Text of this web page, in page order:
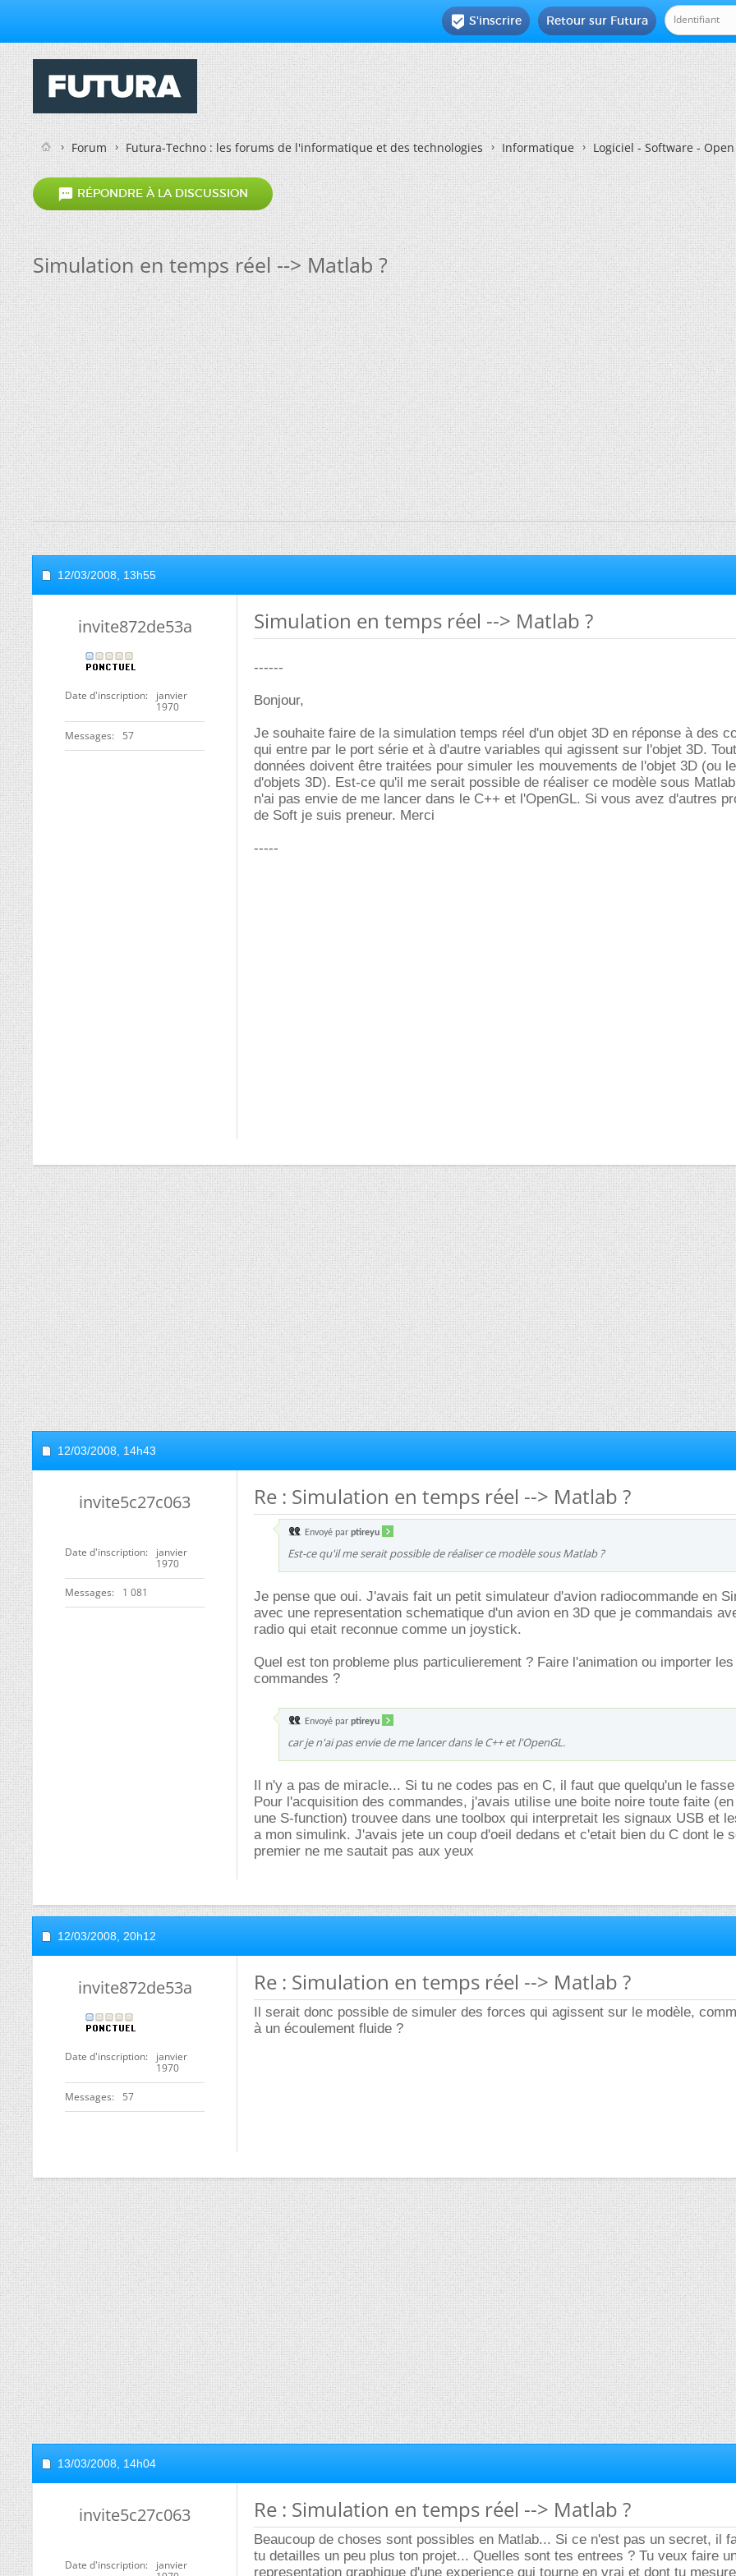
Retour sur Futura
 S'inscrire
Forum Futura-Techno : les forums de l'informatique et des technologies Informatique Logiciel - Software -
 RÉPONDRE À LA DISCUSSION
Simulation en temps réel --> Matlab ?
12/03/2008, 13h55
invite872de53a
Date d'inscription
janvier
1970
Messages 57
Simulation en temps réel --> Matlab ?
------
Bonjour,
Je souhaite faire de la simulation temps réel d'un objet 3D en réponse à des
qui entre par le port série et à d'autre variables qui agissent sur l'objet 3D.
données doivent être traitées pour simuler les mouvements de l'objet 3D (ou
d'objets 3D). Est-ce qu'il me serait possible de réaliser ce modèle sous
n'ai pas envie de me lancer dans le C++ et l'OpenGL. Si vous avez d'autres
de Soft je suis preneur. Merci
-----
12/03/2008, 14h43
invite5c27c063
Date d'inscription
janvier
1970
Messages 1 081
Re : Simulation en temps réel --> Matlab ?
Envoyé par ptireyu
Est-ce qu'il me serait possible de réaliser ce modèle sous Matlab ?
Je pense que oui. J'avais fait un petit simulateur d'avion radiocommande en
avec une representation schematique d'un avion en 3D que je commandais
radio qui etait reconnue comme un joystick.
Quel est ton probleme plus particulierement ? Faire l'animation ou importer les
commandes ?
Envoyé par ptireyu
car je n'ai pas envie de me lancer dans le C++ et l'OpenGL.
Il n'y a pas de miracle... Si tu ne codes pas en C, il faut que quelqu'un le
Pour l'acquisition des commandes, j'avais utilise une boite noire toute faite
une S-function) trouvee dans une toolbox qui interpretait les signaux USB et
a mon simulink. J'avais jete un coup d'oeil dedans et c'etait bien du C dont le
premier ne me sautait pas aux yeux
12/03/2008, 20h12
invite872de53a
Date d'inscription
janvier
1970
Messages 57
Re : Simulation en temps réel --> Matlab ?
Il serait donc possible de simuler des forces qui agissent sur le modèle,
à un écoulement fluide ?
13/03/2008, 14h04
invite5c27c063
Date d'inscription
janvier
Re : Simulation en temps réel --> Matlab ?
Beaucoup de choses sont possibles en Matlab... Si ce n'est pas un secret, il
tu detailles un peu plus ton projet... Quelles sont tes entrees ? Tu veux faire
representation graphique d'une experience qui tourne en vrai et dont tu